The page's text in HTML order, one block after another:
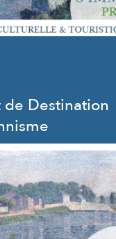
de Destination